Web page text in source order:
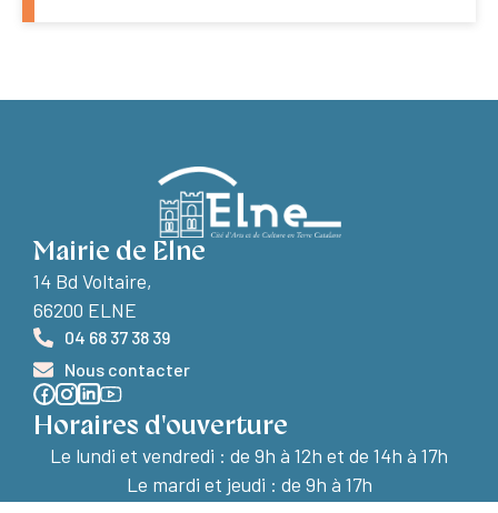
Mairie de Elne
14 Bd Voltaire,
66200 ELNE
04 68 37 38 39
Nous contacter
Horaires d'ouverture
Le lundi et vendredi : de 9h à 12h et de 14h à 17h
Le mardi et jeudi : de 9h à 17h